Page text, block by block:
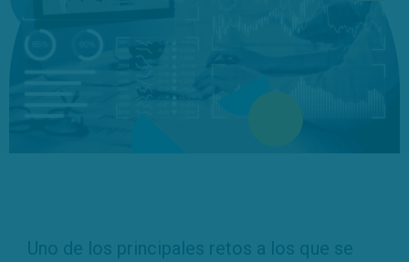
Uno de los principales retos a los que se